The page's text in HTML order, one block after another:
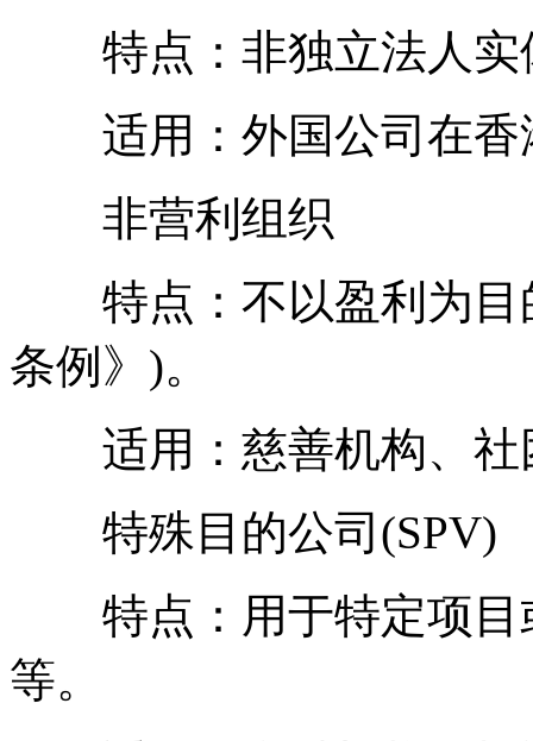
特点：非独立法人实
适用：外国公司在香
非营利组织
特点：不以盈利为目
条例》)。
适用：慈善机构、社
特殊目的公司(SPV)
特点：用于特定项目
等。